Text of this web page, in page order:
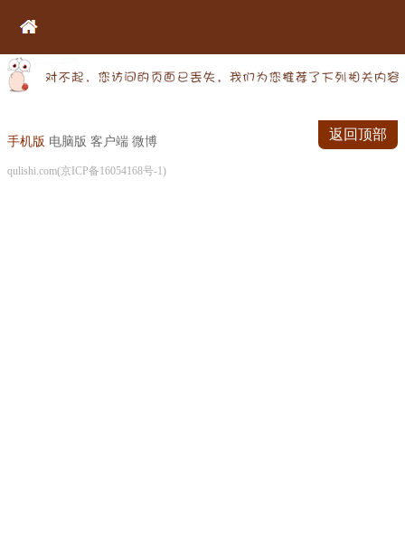
手机版 电脑版 客户端 微博
qulishi.com(京ICP备16054168号-1)
返回顶部